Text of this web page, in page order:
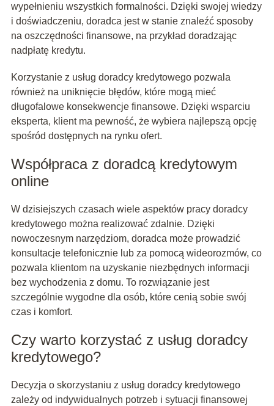
wypełnieniu wszystkich formalności. Dzięki swojej wiedzy
i doświadczeniu, doradca jest w stanie znaleźć sposoby
na oszczędności finansowe, na przykład doradzając
nadpłatę kredytu.
Korzystanie z usług doradcy kredytowego pozwala
również na uniknięcie błędów, które mogą mieć
długofalowe konsekwencje finansowe. Dzięki wsparciu
eksperta, klient ma pewność, że wybiera najlepszą opcję
spośród dostępnych na rynku ofert.
Współpraca z doradcą kredytowym
online
W dzisiejszych czasach wiele aspektów pracy doradcy
kredytowego można realizować zdalnie. Dzięki
nowoczesnym narzędziom, doradca może prowadzić
konsultacje telefonicznie lub za pomocą wideorozmów, co
pozwala klientom na uzyskanie niezbędnych informacji
bez wychodzenia z domu. To rozwiązanie jest
szczególnie wygodne dla osób, które cenią sobie swój
czas i komfort.
Czy warto korzystać z usług doradcy
kredytowego?
Decyzja o skorzystaniu z usług doradcy kredytowego
zależy od indywidualnych potrzeb i sytuacji finansowej